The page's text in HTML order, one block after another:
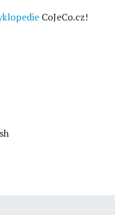
CoJeCo.cz!